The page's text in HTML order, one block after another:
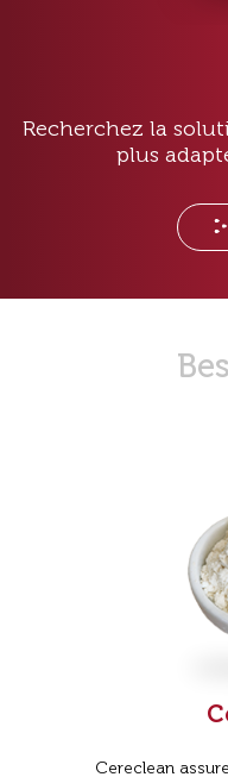
Recherchez la
plus
Cereclean